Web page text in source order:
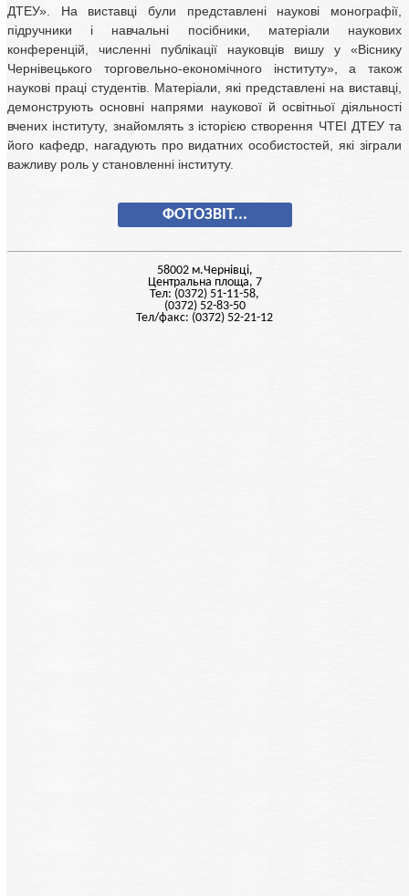
ДТЕУ». На виставці були представлені наукові монографії,
підручники і навчальні посібники, матеріали наукових
конференцій, численні публікації науковців вишу у «Віснику
Чернівецького торговельно-економічного інституту», а також
наукові праці студентів. Матеріали, які представлені на виставці,
демонструють основні напрями наукової й освітньої діяльності
вчених інституту, знайомлять з історією створення ЧТЕІ ДТЕУ та
його кафедр, нагадують про видатних особистостей, які зіграли
важливу роль у становленні інституту.
ФОТОЗВІТ...
58002 м.Чернiвцi,
Центральна площа, 7
Тел: (0372) 51-11-58,
(0372) 52-83-50
Тел/факс: (0372) 52-21-12